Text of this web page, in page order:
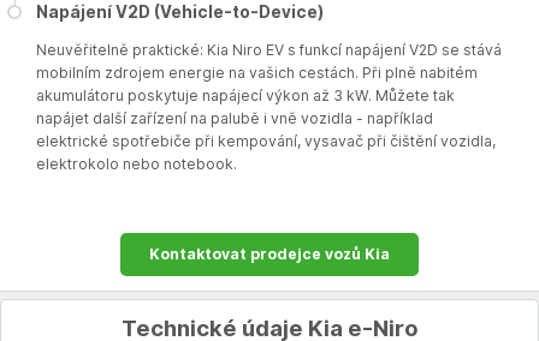
Napájení V2D (Vehicle-to-Device)
Neuvěřitelně praktické: Kia Niro EV s funkcí napájení V2D se stává
mobilním zdrojem energie na vašich cestách. Při plně nabitém
akumulátoru poskytuje napájecí výkon až 3 kW. Můžete tak
napájet další zařízení na palubě i vně vozidla - například
elektrické spotřebiče při kempování, vysavač při čištění vozidla,
elektrokolo nebo notebook.
Kontaktovat prodejce vozů Kia
Technické údaje Kia e-Niro